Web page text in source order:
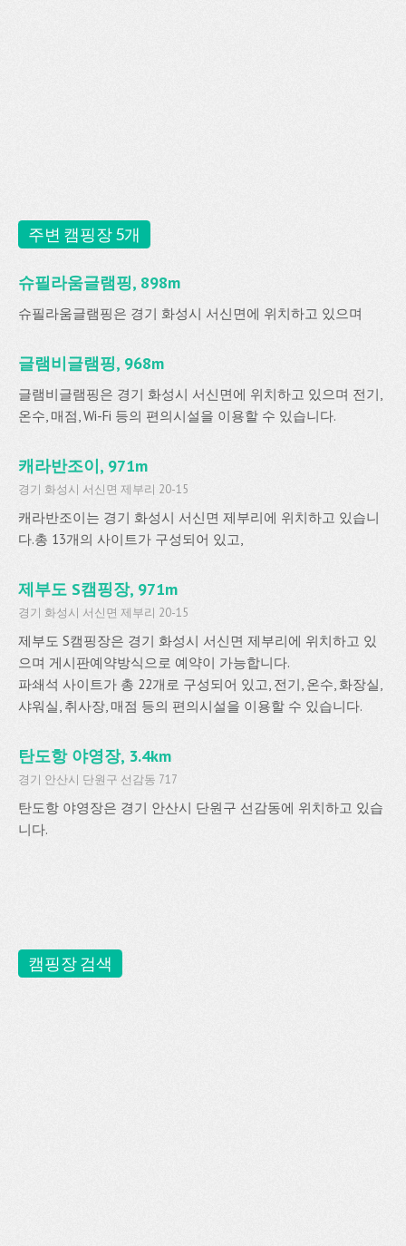
주변 캠핑장 5개
슈필라움글램핑, 898m
슈필라움글램핑은 경기 화성시 서신면에 위치하고 있으며
글램비글램핑, 968m
글램비글램핑은 경기 화성시 서신면에 위치하고 있으며 전기,
온수, 매점, Wi-Fi 등의 편의시설을 이용할 수 있습니다.
캐라반조이, 971m
경기 화성시 서신면 제부리 20-15
캐라반조이는 경기 화성시 서신면 제부리에 위치하고 있습니
다.총 13개의 사이트가 구성되어 있고,
제부도 S캠핑장, 971m
경기 화성시 서신면 제부리 20-15
제부도 S캠핑장은 경기 화성시 서신면 제부리에 위치하고 있
으며 게시판예약방식으로 예약이 가능합니다.
파쇄석 사이트가 총 22개로 구성되어 있고, 전기, 온수, 화장실,
샤워실, 취사장, 매점 등의 편의시설을 이용할 수 있습니다.
탄도항 야영장, 3.4km
경기 안산시 단원구 선감동 717
탄도항 야영장은 경기 안산시 단원구 선감동에 위치하고 있습
니다.
캠핑장 검색